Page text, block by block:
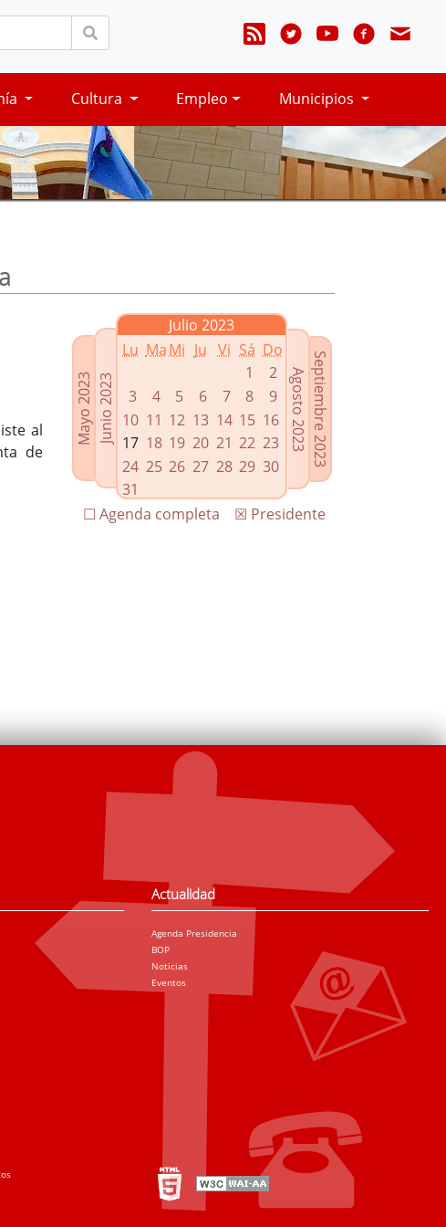
Cultura Empleo Municipios
Mayo 2023Junio 2023
Julio 2023
Lu MaMi Ju Vi Sá Do
1
2
3
4 5 6 7 8
9
10 11 12 13 14 15 16
17 18 19 20 21 22 23
24 25 26 27 28 29 30
31
Septiembre 2023
Agosto 2023
☒ Presidente
☐ Agenda completa
al
de
Actualidad
Agenda Presidencia
BOP
Noticias
Eventos